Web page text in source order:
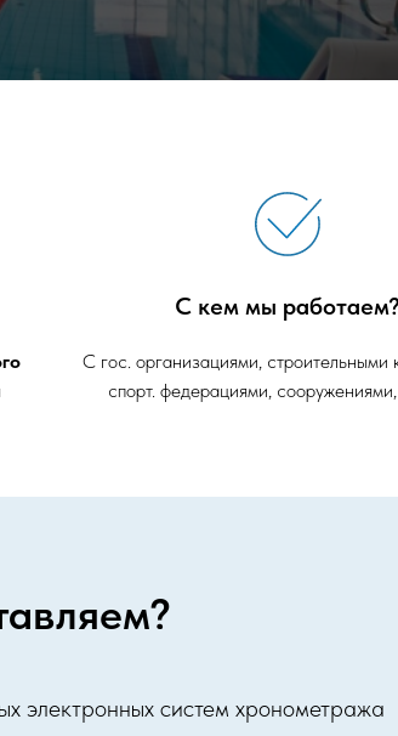
С кем мы работаем?
С гос. организациями, строительными
спорт. федерациями,
электронных систем хронометража